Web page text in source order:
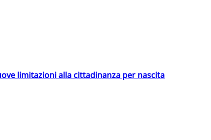
limitazioni alla cittadinanza per nascita